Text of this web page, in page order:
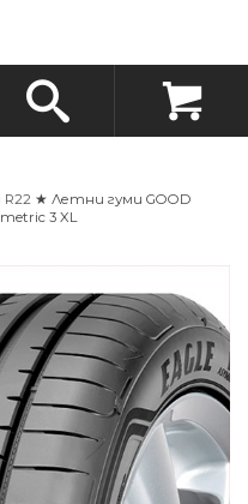
★ Летни гуми GOOD
3 XL